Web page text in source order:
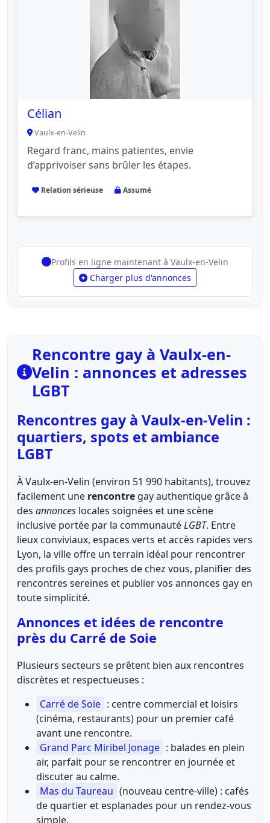
Célian
Vaulx-en-Velin
Regard franc, mains patientes, envie
d’apprivoiser sans brûler les étapes.
Relation sérieuse Assumé
Profils en ligne maintenant à Vaulx-en-Velin
Charger plus d'annonces
Rencontre gay à Vaulx-en-
Velin : annonces et adresses
LGBT
Rencontres gay à Vaulx-en-Velin :
quartiers, spots et ambiance
LGBT
À Vaulx-en-Velin (environ 51 990 habitants), trouvez
facilement une rencontre gay authentique grâce à
des annonces locales soignées et une scène
inclusive portée par la communautéLGBT. Entre
lieux conviviaux, espaces verts et accès rapides vers
Lyon, la ville offre un terrain idéal pour rencontrer
des profils gays proches de chez vous, planifier des
rencontres sereines et publier vos annonces gay en
toute simplicité.
Annonces et idées de rencontre
près du Carré de Soie
Plusieurs secteurs se prêtent bien aux rencontres
discrètes et respectueuses :
Carré de Soie : centre commercial et loisirs
(cinéma, restaurants) pour un premier café
avant une rencontre.
Grand Parc Miribel Jonage : balades en plein
air, parfait pour se rencontrer en journée et
discuter au calme.
Mas du Taureau (nouveau centre-ville) : cafés
de quartier et esplanades pour un rendez-vous
simple.